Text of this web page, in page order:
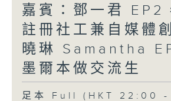
嘉賓：鄧一君 EP2
註冊社工兼自媒體
曉琳 Samantha
墨爾本做交流生
足本 Full (HKT 22:00